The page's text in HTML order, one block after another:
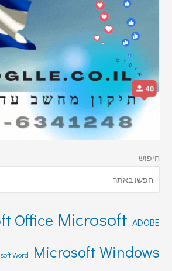
חיפוש
ADOBE
Microsoft
Office
Microsoft Windows
Word